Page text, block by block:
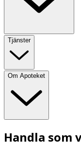
Tjänster
Om Apoteket
Handla som